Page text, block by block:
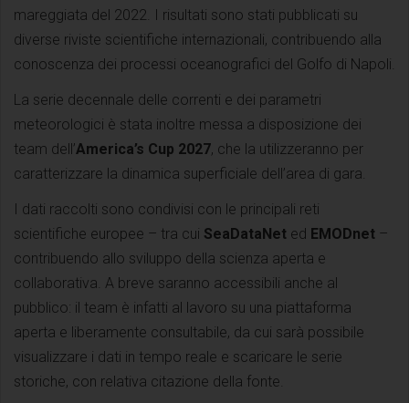
mareggiata del 2022. I risultati sono stati pubblicati su
diverse riviste scientifiche internazionali, contribuendo alla
conoscenza dei processi oceanografici del Golfo di Napoli.
La serie decennale delle correnti e dei parametri
meteorologici è stata inoltre messa a disposizione dei
team dell’America’s Cup 2027, che la utilizzeranno per
caratterizzare la dinamica superficiale dell’area di gara.
I dati raccolti sono condivisi con le principali reti
scientifiche europee – tra cui SeaDataNet ed EMODnet –
contribuendo allo sviluppo della scienza aperta e
collaborativa. A breve saranno accessibili anche al
pubblico: il team è infatti al lavoro su una piattaforma
aperta e liberamente consultabile, da cui sarà possibile
visualizzare i dati in tempo reale e scaricare le serie
storiche, con relativa citazione della fonte.